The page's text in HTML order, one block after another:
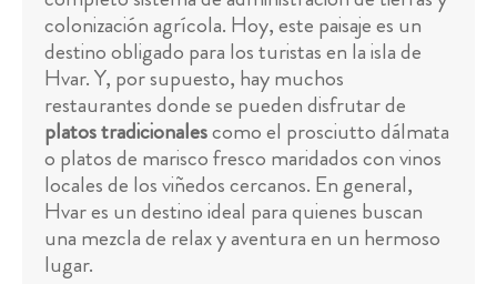
colonización agrícola. Hoy, este paisaje es un
destino obligado para los turistas en la isla de
Hvar. Y, por supuesto, hay muchos
restaurantes donde se pueden disfrutar de
platos tradicionalescomo el prosciutto dálmata
o platos de marisco fresco maridados con vinos
locales de los viñedos cercanos. En general,
Hvar es un destino ideal para quienes buscan
una mezcla de relax y aventura en un hermoso
lugar.